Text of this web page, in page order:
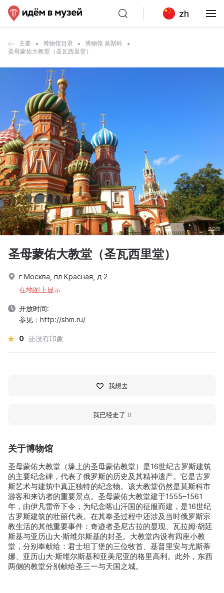
zh
主要 博物馆目录
博物馆 莫斯科
圣母蒙佑大教堂（圣瓦西里堂）
关于博物馆
圣母蒙佑大教堂（壕上的圣母蒙佑教堂）是16世纪古罗斯建筑
的主要纪念碑，代表了俄罗斯的历史及其精神遗产。它是古罗
斯艺术与建筑中真正独特的纪念物。该大教堂仍然是莫斯科市
游客和来访者的重要景点。圣母蒙佑大教堂建于1555–1561
年，由伊凡雷帝下令，为纪念喀山汗国的征服而建，是16世纪
古罗斯建筑的壮丽代表。在其奉圣过程中还涉及当时俄罗斯宗
教生活的其他重要事件：奇迹者圣尼古拉的显现、瓦拉姆·胡廷
斯基与亚历山大·斯维尔斯基的封圣。大教堂内设有四座小教
堂，分别奉献给：君士坦丁堡的三位牧首、基普里安与尤斯蒂
娜、亚历山大·斯维尔斯基和亚美尼亚的格里高利。此外，东西
两侧的教堂分别献给圣三一与天国之城。
圣母蒙佑大教堂（圣瓦西里堂）
г Москва, пл Красная, д 2
在地图上显示
开放时间:
参见：http://shm.ru/
0 还没有印象
我想去
我已经走了 0